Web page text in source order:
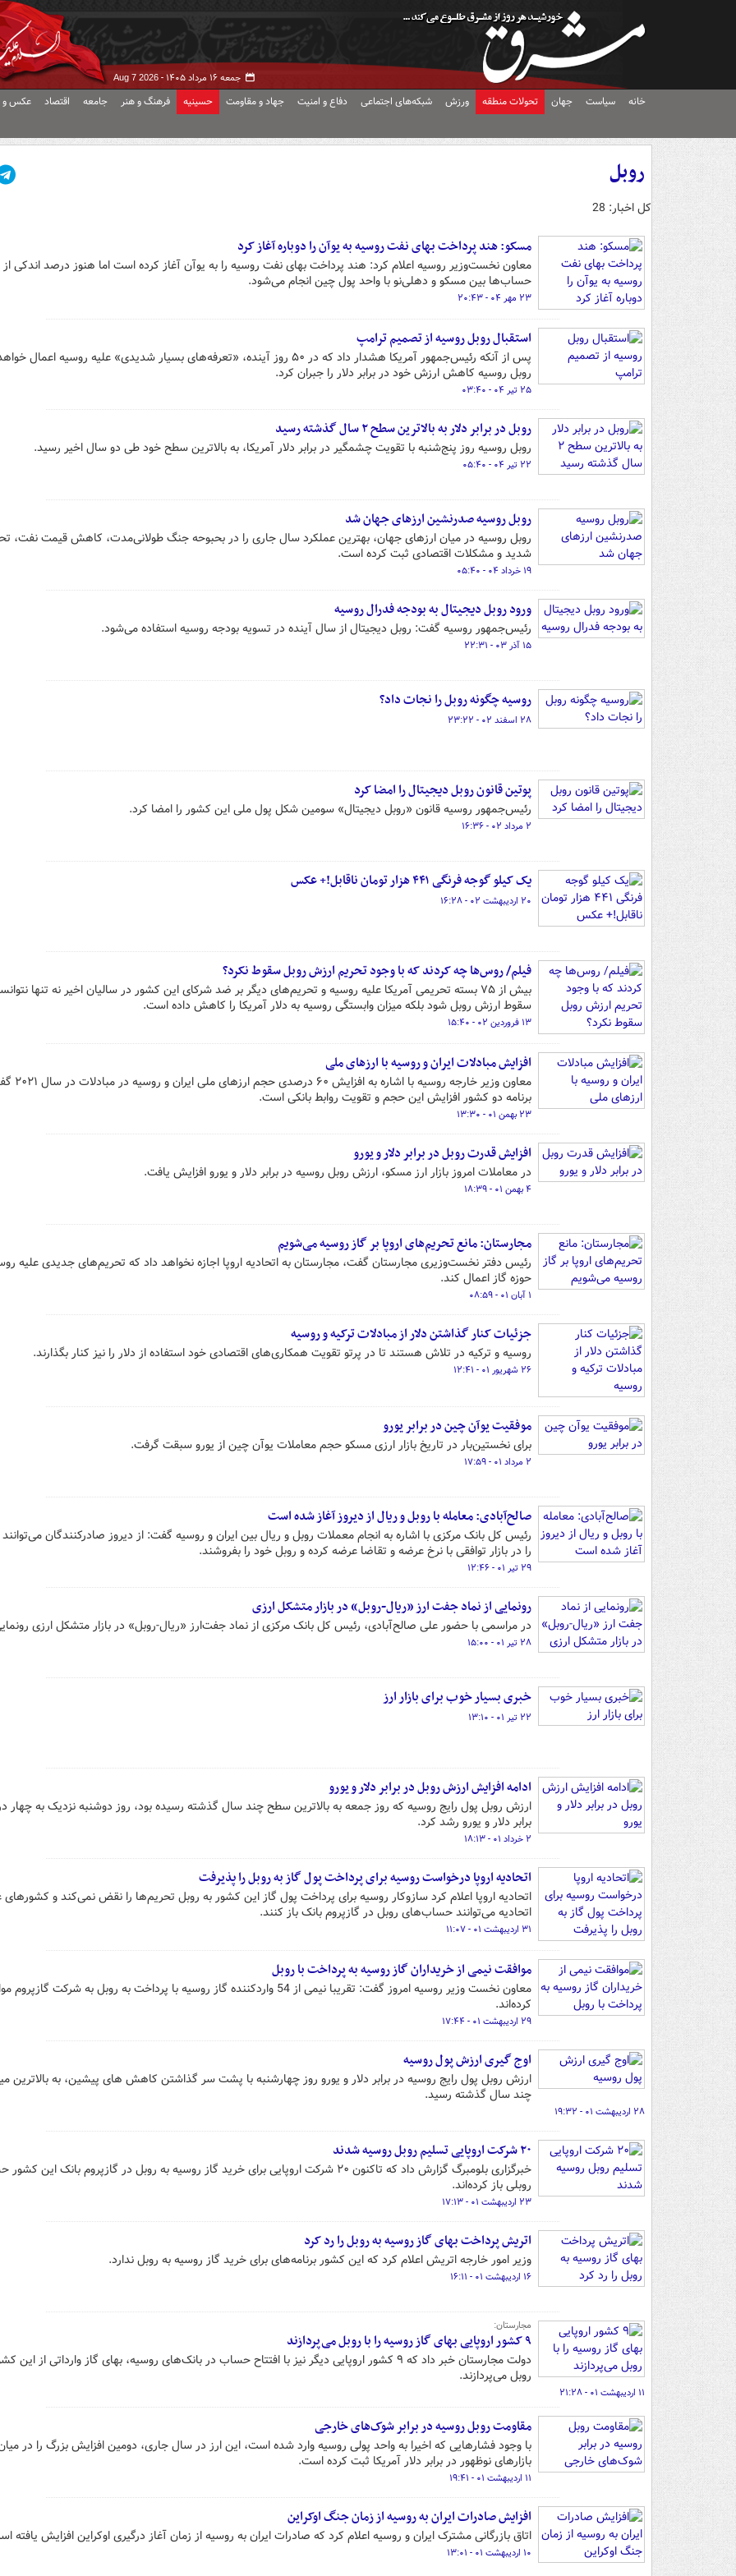
جمعه ۱۶ مرداد ۱۴۰۵ - Aug 7 2026
خانه سیاست جهان تحولات منطقه ورزش شبکه‌های اجتماعی دفاع و امنیت جهاد و مقاومت حسینیه فرهنگ و هنر جامعه اقتصاد عکس و
روبل
کل اخبار: 28
مسکو: هند پرداخت بهای نفت روسیه به یوآن را دوباره آغاز کرد
معاون نخست‌وزیر روسیه اعلام کرد: هند پرداخت بهای نفت روسیه را به یوآن آغاز کرده است اما هنوز درصد اندکی
حساب‌ها بین مسکو و دهلی‌نو با واحد پول چین انجام می‌شود.
۲۳ مهر ۰۴ - ۲۰:۴۳
استقبال روبل روسیه از تصمیم ترامپ
پس از آنکه رئیس‌جمهور آمریکا هشدار داد که در ۵۰ روز آینده، «تعرفه‌های بسیار شدیدی» علیه روسیه اعمال
روبل روسیه کاهش ارزش خود در برابر دلار را جبران کرد.
۲۵ تیر ۰۴ - ۰۳:۴۰
روبل در برابر دلار به بالاترین سطح ۲ سال گذشته رسید
روبل روسیه روز پنج‌شنبه با تقویت چشمگیر در برابر دلار آمریکا، به بالاترین سطح خود طی دو سال اخیر رسید.
۲۲ تیر ۰۴ - ۰۵:۴۰
روبل روسیه صدرنشین ارزهای جهان شد
روبل روسیه در میان ارزهای جهان، بهترین عملکرد سال جاری را در بحبوحه جنگ طولانی‌مدت، کاهش قیمت نفت،
شدید و مشکلات اقتصادی ثبت کرده است.
۱۹ خرداد ۰۴ - ۰۵:۴۰
ورود روبل دیجیتال به بودجه فدرال روسیه
رئیس‌جمهور روسیه گفت: روبل دیجیتال از سال آینده در تسویه بودجه روسیه استفاده می‌شود.
۱۵ آذر ۰۳ - ۲۲:۳۱
روسیه چگونه روبل را نجات داد؟
۲۸ اسفند ۰۲ - ۲۳:۲۲
پوتین قانون روبل دیجیتال را امضا کرد
رئیس‌جمهور روسیه قانون «روبل دیجیتال» سومین شکل پول ملی این کشور را امضا کرد.
۲ مرداد ۰۲ - ۱۶:۳۶
یک کیلو گوجه فرنگی ۴۴۱ هزار تومان ناقابل!+ عکس
۲۰ اردیبهشت ۰۲ - ۱۶:۲۸
فیلم/ روس‌ها چه کردند که با وجود تحریم‌ ارزش روبل سقوط نکرد؟
بیش از ۷۵ بسته تحریمی آمریکا علیه روسیه و تحریم‌های دیگر بر ضد شرکای این کشور در سالیان اخیر نه تنها
سقوط ارزش روبل شود بلکه میزان وابستگی روسیه به دلار آمریکا را کاهش داده است.
۱۳ فروردین ۰۲ - ۱۵:۴۰
افزایش مبادلات ایران و روسیه با ارزهای ملی
معاون وزیر خارجه روسیه با اشاره
برنامه دو کشور افزایش این حجم و تقویت روابط بانکی است.
۲۳ بهمن ۰۱ - ۱۳:۳۰
افزایش قدرت روبل در برابر ‌دلار و یورو
در معاملات امروز بازار ارز مسکو، ارزش روبل روسیه در برابر دلار و یورو افزایش یافت.
۴ بهمن ۰۱ - ۱۸:۳۹
مجارستان: مانع تحریم‌های اروپا بر گاز روسیه می‌شویم
رئیس دفتر نخست‌وزیری مجارستان گفت، مجارستان به اتحادیه اروپا اجازه نخواهد داد که تحریم‌های جدیدی علیه
حوزه گاز اعمال کند.
۱ آبان ۰۱ - ۰۸:۵۹
جزئیات کنار گذاشتن دلار از مبادلات ترکیه و روسیه
روسیه و ترکیه در تلاش هستند تا در پرتو تقویت همکاری‌های اقتصادی خود استفاده از دلار را نیز کنار بگذارند.
۲۶ شهریور ۰۱ - ۱۲:۴۱
موفقیت یوآن چین در برابر یورو
برای نخستین‌بار در تاریخ بازار ارزی مسکو حجم معاملات یوآن چین از یورو سبقت گرفت.
۲ مرداد ۰۱ - ۱۷:۵۹
صالح‌آبادی: معامله با روبل و ریال از دیروز آغاز شده است
رئیس کل بانک مرکزی با اشاره به انجام معملات روبل و ریال بین ایران و روسیه گفت: از دیروز صادرکنندگان
را در بازار توافقی با نرخ عرضه و تقاضا عرضه کرده و روبل خود را بفروشند.
۲۹ تیر ۰۱ - ۱۲:۴۶
رونمایی از نماد جفت ارز «ریال-روبل» در بازار متشکل ارزی
در مراسمی با حضور علی صالح‌آبادی، رئیس کل بانک مرکزی از نماد جفت‌ارز «ریال‌-روبل» در بازار متشکل ارزی
۲۸ تیر ۰۱ - ۱۵:۰۰
خبری بسیار خوب برای بازار ارز
۲۲ تیر ۰۱ - ۱۳:۱۰
ادامه افزایش ارزش روبل در برابر دلار و یورو
ارزش روبل پول رایج روسیه که روز جمعه به بالاترین سطح چند سال گذشته رسیده بود، روز دوشنبه نزدیک به چهار
برابر دلار و یورو رشد کرد.
۲ خرداد ۰۱ - ۱۸:۱۳
اتحادیه اروپا درخواست روسیه برای پرداخت پول گاز به روبل را پذیرفت
اتحادیه اروپا اعلام کرد سازوکار روسیه برای پرداخت پول گاز این کشور به روبل تحریم‌ها را نقض نمی‌کند و
اتحادیه می‌توانند حساب‌های روبل در گازپروم بانک باز کنند.
۳۱ اردیبهشت ۰۱ - ۱۱:۰۷
موافقت نیمی از خریداران گاز روسیه به پرداخت با روبل
معاون نخست وزیر روسیه امروز گفت: تقریبا نیمی از 54 واردکننده گاز روسیه با پرداخت به روبل به شرکت
کرده‌اند.
۲۹ اردیبهشت ۰۱ - ۱۷:۴۴
اوج گیری ارزش پول روسیه
ارزش روبل پول رایج روسیه در برابر دلار و یورو روز چهارشنبه با پشت سر گذاشتن کاهش های پیشین، به بالاترین
چند سال گذشته رسید.
۲۸ اردیبهشت ۰۱ - ۱۹:۳۲
۲۰ شرکت اروپایی تسلیم روبل روسیه شدند
خبرگزاری بلومبرگ گزارش داد که تاکنون ۲۰ شرکت اروپایی برای خرید گاز روسیه به روبل در گازپروم بانک این
روبلی باز کرده‌اند.
۲۳ اردیبهشت ۰۱ - ۱۷:۱۳
اتریش پرداخت بهای گاز روسیه به روبل را رد کرد
وزیر امور خارجه اتریش اعلام کرد که این کشور برنامه‌های برای خرید گاز روسیه به روبل ندارد.
۱۶ اردیبهشت ۰۱ - ۱۶:۱۱
مجارستان:
۹ کشور اروپایی بهای گاز روسیه را با روبل می‌پردازند
دولت مجارستان خبر داد که ۹ کشور اروپایی دیگر نیز با افتتاح حساب در بانک‌های روسیه، بهای گاز وارداتی از این
روبل می‌پردازند.
۱۱ اردیبهشت ۰۱ - ۲۱:۲۸
مقاومت روبل روسیه در برابر شوک‌های خارجی
با وجود فشارهایی که اخیرا به واحد پولی روسیه وارد شده است، این ارز در سال جاری، دومین افزایش بزرگ را در
بازارهای نوظهور در برابر دلار آمریکا ثبت کرده است.
۱۱ اردیبهشت ۰۱ - ۱۹:۴۱
افزایش صادرات ایران به روسیه از زمان جنگ اوکراین
اتاق بازرگانی مشترک ایران و روسیه اعلام کرد که صادرات ایران به روسیه از زمان آغاز درگیری اوکراین افزایش یافته
۱۰ اردیبهشت ۰۱ - ۱۳:۰۱